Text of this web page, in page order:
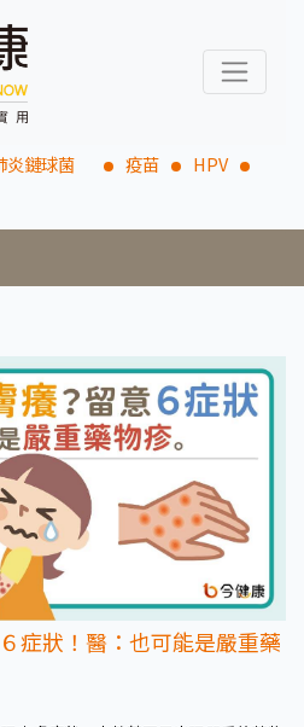
炎鏈球菌 疫苗
HPV
症狀！醫：也可能是嚴重藥